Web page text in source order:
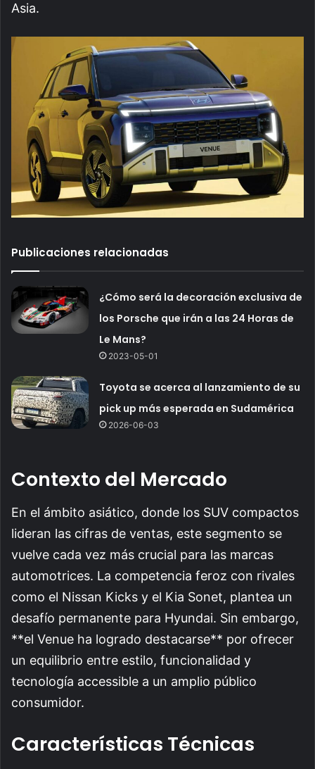
Asia.
Publicaciones relacionadas
¿Cómo será la decoración exclusiva de
los Porsche que irán a las 24 Horas de
Le Mans?
2023-05-01
Toyota se acerca al lanzamiento de su
pick up más esperada en Sudamérica
2026-06-03
Contexto del Mercado
En el ámbito asiático, donde los SUV compactos
lideran las cifras de ventas, este segmento se
vuelve cada vez más crucial para las marcas
automotrices. La competencia feroz con rivales
como el Nissan Kicks y el Kia Sonet, plantea un
desafío permanente para Hyundai. Sin embargo,
**el Venue ha logrado destacarse** por ofrecer
un equilibrio entre estilo, funcionalidad y
tecnología accessible a un amplio público
consumidor.
Características Técnicas